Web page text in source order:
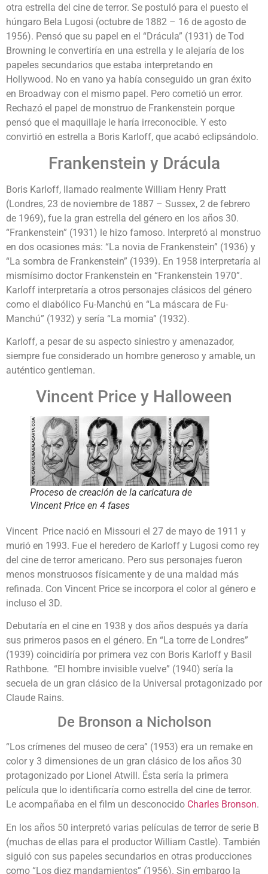
otra estrella del cine de terror. Se postuló para el puesto el
húngaro Bela Lugosi (octubre de 1882 – 16 de agosto de
1956). Pensó que su papel en el “Drácula” (1931) de Tod
Browning le convertiría en una estrella y le alejaría de los
papeles secundarios que estaba interpretando en
Hollywood. No en vano ya había conseguido un gran éxito
en Broadway con el mismo papel. Pero cometió un error.
Rechazó el papel de monstruo de Frankenstein porque
pensó que el maquillaje le haría irreconocible. Y esto
convirtió en estrella a Boris Karloff, que acabó eclipsándolo.
Frankenstein y Drácula
Boris Karloff, llamado realmente William Henry Pratt
(Londres, 23 de noviembre de 1887 – Sussex, 2 de febrero
de 1969), fue la gran estrella del género en los años 30.
“Frankenstein” (1931) le hizo famoso. Interpretó al monstruo
en dos ocasiones más: “La novia de Frankenstein” (1936) y
“La sombra de Frankenstein” (1939). En 1958 interpretaría al
mismísimo doctor Frankenstein en “Frankenstein 1970”.
Karloff interpretaría a otros personajes clásicos del género
como el diabólico Fu-Manchú en “La máscara de Fu-
Manchú” (1932) y sería “La momia” (1932).
Karloff, a pesar de su aspecto siniestro y amenazador,
siempre fue considerado un hombre generoso y amable, un
auténtico gentleman.
Vincent Price y Halloween
Proceso de creación de la caricatura de
Vincent Price en 4 fases
Vincent Price nació en Missouri el 27 de mayo de 1911 y
murió en 1993. Fue el heredero de Karloff y Lugosi como rey
del cine de terror americano. Pero sus personajes fueron
menos monstruosos físicamente y de una maldad más
refinada. Con Vincent Price se incorpora el color al género e
incluso el 3D.
Debutaría en el cine en 1938 y dos años después ya daría
sus primeros pasos en el género. En “La torre de Londres”
(1939) coincidiría por primera vez con Boris Karloff y Basil
Rathbone. “El hombre invisible vuelve” (1940) sería la
secuela de un gran clásico de la Universal protagonizado por
Claude Rains.
De Bronson a Nicholson
“Los crímenes del museo de cera” (1953) era un remake en
color y 3 dimensiones de un gran clásico de los años 30
protagonizado por Lionel Atwill. Ésta sería la primera
película que lo identificaría como estrella del cine de terror.
Le acompañaba en el film un desconocido Charles Bronson.
En los años 50 interpretó varias películas de terror de serie B
(muchas de ellas para el productor William Castle). También
siguió con sus papeles secundarios en otras producciones
como “Los diez mandamientos” (1956). Sin embargo la